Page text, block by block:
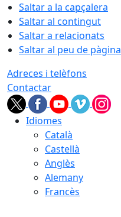
Saltar a la capçalera
Saltar al contingut
Saltar a relacionats
Saltar al peu de pàgina
Adreces i telèfons
Contactar
Idiomes
Català
Castellà
Anglès
Alemany
Francès